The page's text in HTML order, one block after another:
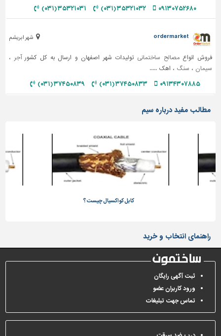
۰۹۱۳۰۷۵۲۶۸۰ ۳۵۳۲۱۰۳۲ (۰۳۱) ۳۵۳۲۱۰۳۱ (۰۳۱)
شهر ابریشم ordermarket
فروش انواعمصالح ساختمانی تولیدات شهر اصفهان و ارسال به کل کشورآجر ،
سیمان ، سنگ ، اهک .....
۰۹۱۳۴۳۰۷۸۸۵ ۳۷۴۵۰۸۳۳ (۰۳۱) ۳۷۴۵۰۸۳۹ (۰۳۱)
مطالب مفید درباره سیم
کابل کواکسیال چیست؟
راهنمای انتخاب و خرید
ثبت آگهی رایگان
ورود کاربران عضو
تماس جهت تبلیغات